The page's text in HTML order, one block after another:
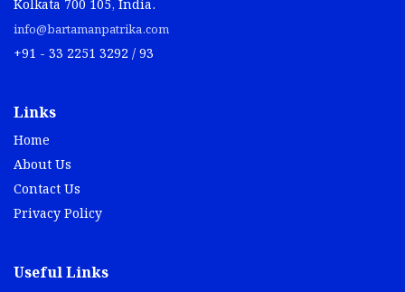
Kolkata 700 105, India.
info@bartamanpatrika.com
+91 - 33 2251 3292 / 93
Links
Home
About Us
Contact Us
Privacy Policy
Useful Links